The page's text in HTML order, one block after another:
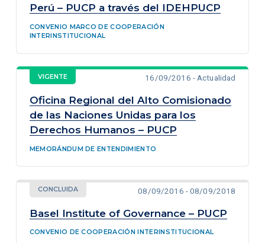
Perú – PUCP a través del IDEHPUCP
CONVENIO MARCO DE COOPERACIÓN
INTERINSTITUCIONAL
VIGENTE 16/09/2016 - Actualidad
Oficina Regional del Alto Comisionado
de las Naciones Unidas para los
Derechos Humanos – PUCP
MEMORÁNDUM DE ENTENDIMIENTO
CONCLUIDA 08/09/2016 - 08/09/2018
Basel Institute of Governance – PUCP
CONVENIO DE COOPERACIÓN INTERINSTITUCIONAL